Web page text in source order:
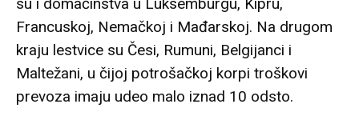
Francuskoj, Nemačkoj i Mađarskoj. Na drugom
kraju lestvice su Česi, Rumuni, Belgijanci i
Maltežani, u čijoj potrošačkoj korpi troškovi
prevoza imaju udeo malo iznad 10 odsto.